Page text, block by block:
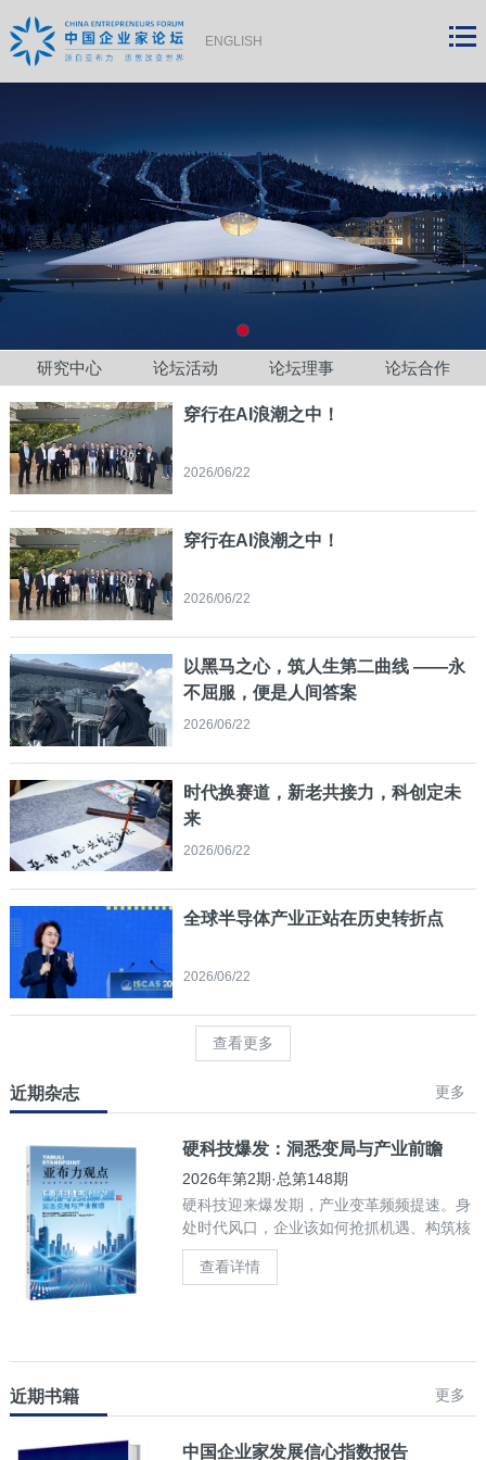
ENGLISH
研究中心 论坛活动 论坛理事 论坛合作
穿行在AI浪潮之中！
2026/06/22
穿行在AI浪潮之中！
2026/06/22
以黑马之心，筑人生第二曲线 ——永
不屈服，便是人间答案
2026/06/22
时代换赛道，新老共接力，科创定未
来
2026/06/22
全球半导体产业正站在历史转折点
2026/06/22
查看更多
近期杂志 更多
硬科技爆发：洞悉变局与产业前瞻
2026年第2期·总第148期
硬科技迎来爆发期，产业变革频频提速。身
处时代风口，企业该如何抢抓机遇、构筑核
心竞争力？
查看详情
近期书籍 更多
中国企业家发展信心指数报告